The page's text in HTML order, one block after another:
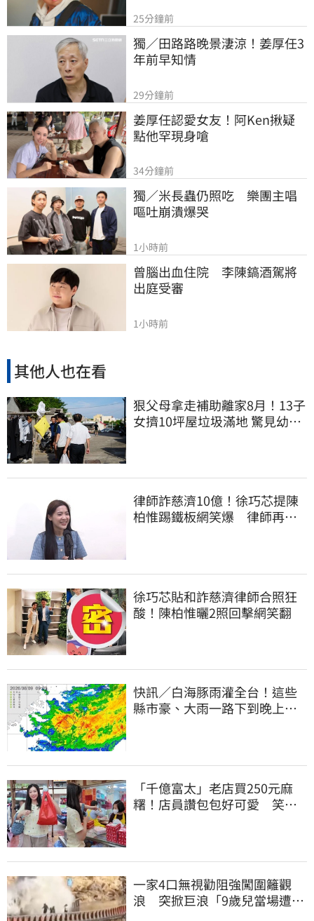
25分鐘前
獨／田路路晚景淒涼！姜厚任3
年前早知情
29分鐘前
姜厚任認愛女友！阿Ken揪疑
點他罕現身嗆
34分鐘前
獨／米長蟲仍照吃　樂團主唱
嘔吐崩潰爆哭
1小時前
曾腦出血住院　李陳鎬酒駕將
出庭受審
1小時前
其他人也在看
狠父母拿走補助離家8月！13子
女擠10坪屋垃圾滿地 驚見幼童
律師詐慈濟10億！徐巧芯提陳
柏惟踢鐵板網笑爆 律師再曬1
徐巧芯貼和詐慈濟律師合照狂
酸！陳柏惟曬2照回擊網笑翻
快訊／白海豚雨灌全台！這些
縣市豪、大雨一路下到晚上 3
「千億富太」老店買250元麻
糬！店員讚包包好可愛 笑
一家4口無視勸阻強闖圍籬觀
浪 突掀巨浪「9歲兒當場遭捲